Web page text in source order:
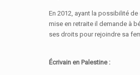
En 2012, ayant la possibilité
mise en retraite il demande à
ses droits pour rejoindre sa
Écrivain en Palestine :